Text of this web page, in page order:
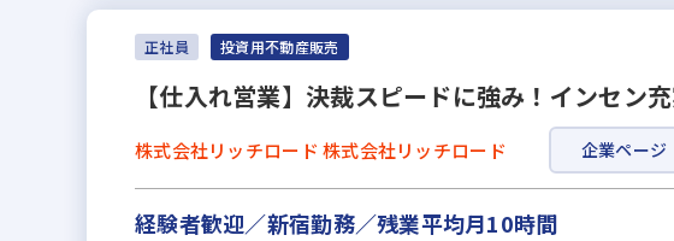
正社員 投資用不動産販売
【仕入れ営業】決裁スピードに強み！インセン
株式会社リッチロード 株式会社リッチロード 企業ページ
経験者歓迎／新宿勤務／残業平均月10時間